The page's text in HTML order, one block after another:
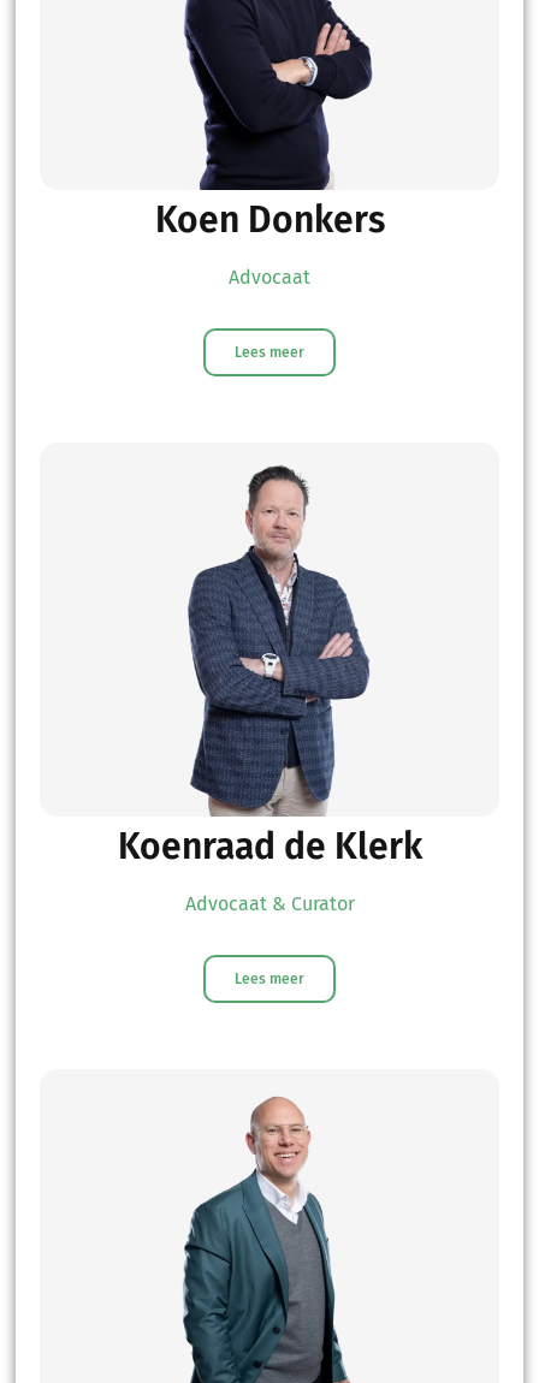
Koen Donkers
Advocaat
Lees meer
Koenraad de Klerk
Advocaat & Curator
Lees meer